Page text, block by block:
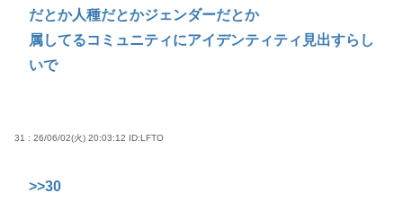
だとか人種だとかジェンダーだとか
属してるコミュニティにアイデンティティ見出すらし
いで
31 : 26/06/02(火) 20:03:12 ID:LFTO
>>30